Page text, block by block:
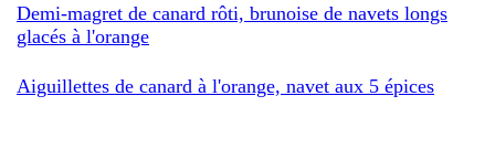
Demi-magret de canard rôti, brunoise de navets longs
glacés à l'orange
Aiguillettes de canard à l'orange, navet aux 5 épices